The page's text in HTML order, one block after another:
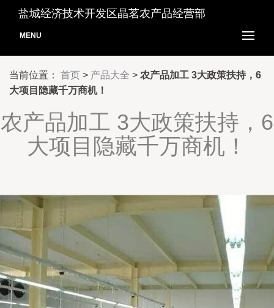
盐城经济技术开发区晶茗农产品经营部
MENU
当前位置： 首页 > 产品大全 > 农产品加工 3大政策扶持，6
大项目隐藏千万商机！
农产品加工 3大政策扶持，6
大项目隐藏千万商机！